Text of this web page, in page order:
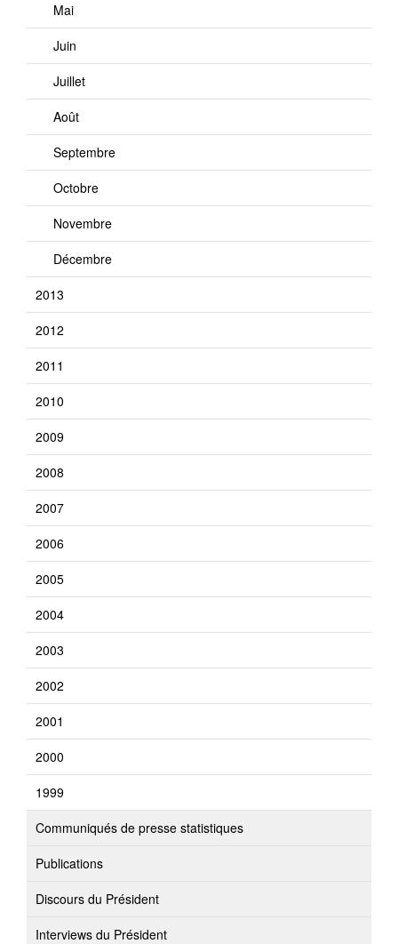
Mai
Juin
Juillet
Août
Septembre
Octobre
Novembre
Décembre
2013
2012
2011
2010
2009
2008
2007
2006
2005
2004
2003
2002
2001
2000
1999
Communiqués de presse statistiques
Publications
Discours du Président
Interviews du Président